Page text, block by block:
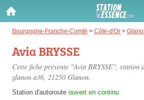
Bourgogne-Franche-Comté > Côte-d'Or >
Avia BRYSSE
Cette fiche présente "Avia BRYSSE", station
glanon a36, 21250 Glanon.
Station d'autoroute ouvert en continu
Gazole :
Disponible
SP 98 :
Disponible